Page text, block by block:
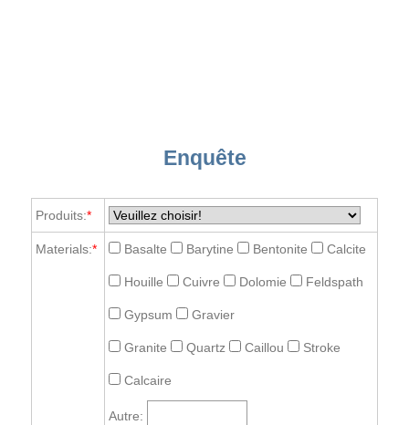
Enquête
Produits:*
Materials:* Basalte Barytine Bentonite Calcite
Houille Cuivre Dolomie Feldspath
Gypsum Gravier
Granite Quartz Caillou Stroke
Calcaire
Autre: